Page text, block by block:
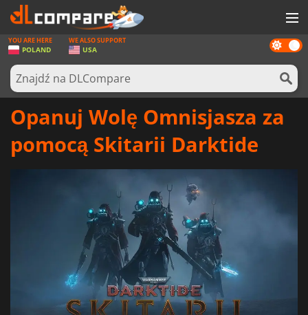
GRY
KARTY DO GIER
OPROGRAMOWANIE
REWARDS
SPRZĘT KOMPUTEROWY
ZALOGUJ SIĘ LUB ZAREJESTRUJ
Dark
mode
YOU ARE HERE
POLAND
WE ALSO SUPPORT
USA
Opanuj Wolę Omnisjasza za
pomocą Skitarii Darktide